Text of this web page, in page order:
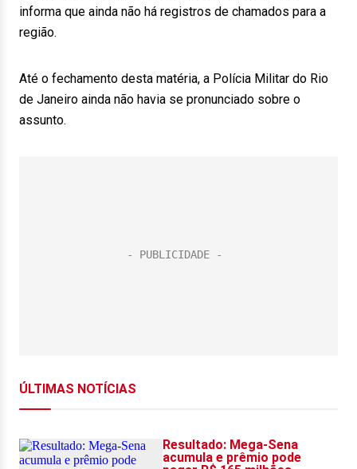
informa que ainda não há registros de chamados para a
região.
Até o fechamento desta matéria, a Polícia Militar do Rio
de Janeiro ainda não havia se pronunciado sobre o
assunto.